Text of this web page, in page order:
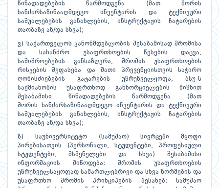
წინადადებების წარმოდგენა (მათ შორის
ხანძარსაწინააღმდეგო ინვენტარის და ტექნიკური
საშუალებების განახლების, ინსტრუქტაჟის ჩატარების
თაობაზე ან/და სხვა);
ვ) საქართველოს კანონმდებლობის შესაბამისად შრომისა
და სახანძრო უსაფრთხოების წესების დაცვა,
საშიშროებების განსაზღვრა, შრომის უსაფრთხოების
რისკების შეფასება და მათი პრევენციისთვის საჭირო
ღონისძიებების გატარების უზრუნველყოფა, ბსუ-ს
საქმიანობის უსაფრთხოდ განხორციელების მიზნით
შესაბამისი წინადადებების წარმოდგენა (მათ
შორის ხანძარსაწინააღმდეგო ინვენტარის და ტექნიკური
საშუალებების განახლების, ინსტრუქტაჟის ჩატარების
თაობაზე ან/და სხვა);
ზ) საუნივერსიტეტო (სამუშაო) სივრცეში მყოფი
პირებისათვის (პერსონალი, სტუდენტები, პროფესიული
სტუდენტები, მსმენელები და სხვა) შესაბამისი
ინფორმაციის მიწოდება: შრომის უსაფრთხოების
უზრუნველსაყოფად სამართლებრივი და სხვა ნორმების და
უსაფრთხო შრომის პრინციპების შესახებ; სამუშაო